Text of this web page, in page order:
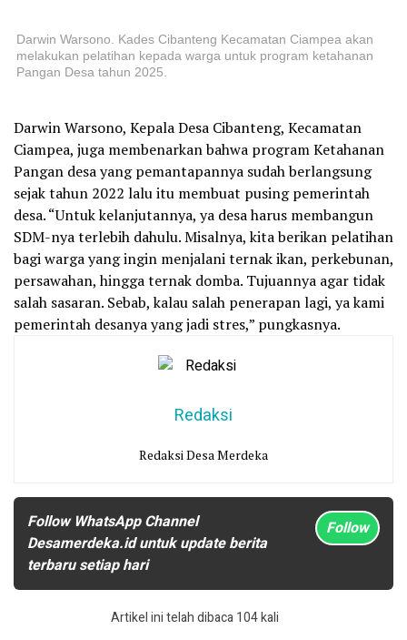
Darwin Warsono. Kades Cibanteng Kecamatan Ciampea akan
melakukan pelatihan kepada warga untuk program ketahanan
Pangan Desa tahun 2025.
Darwin Warsono, Kepala Desa Cibanteng, Kecamatan
Ciampea, juga membenarkan bahwa program Ketahanan
Pangan desa yang pemantapannya sudah berlangsung
sejak tahun 2022 lalu itu membuat pusing pemerintah
desa. “Untuk kelanjutannya, ya desa harus membangun
SDM-nya terlebih dahulu. Misalnya, kita berikan pelatihan
bagi warga yang ingin menjalani ternak ikan, perkebunan,
persawahan, hingga ternak domba. Tujuannya agar tidak
salah sasaran. Sebab, kalau salah penerapan lagi, ya kami
pemerintah desanya yang jadi stres,” pungkasnya.
Redaksi
Redaksi Desa Merdeka
Follow WhatsApp Channel
Desamerdeka.id untuk update berita
terbaru setiap hari
Follow
Artikel ini telah dibaca 104 kali